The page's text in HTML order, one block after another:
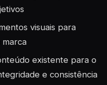
visuais para
existente para o
e consistência